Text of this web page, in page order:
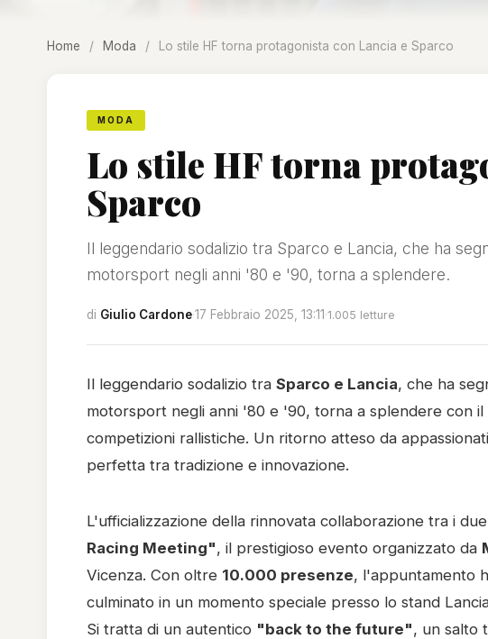
Home / Moda / Lo stile HF torna protagonista con Lancia e Sparco
MODA
Lo stile HF torna
Sparco
Il leggendario sodalizio tra Sparco e Lancia, che ha
motorsport negli anni '80 e '90, torna a splendere.
di Giulio Cardone·17 Febbraio 2025, 13:11·1.005 letture
Il leggendario sodalizio tra Sparco e Lancia, che ha
motorsport negli anni '80 e '90, torna a splendere con
competizioni rallistiche. Un ritorno atteso da
perfetta tra tradizione e innovazione.
L'ufficializzazione della rinnovata collaborazione tra i
Racing Meeting", il prestigioso evento organizzato da
Vicenza. Con oltre 10.000 presenze, l'appuntamento
culminato in un momento speciale presso lo stand
Si tratta di un autentico "back to the future", un salto